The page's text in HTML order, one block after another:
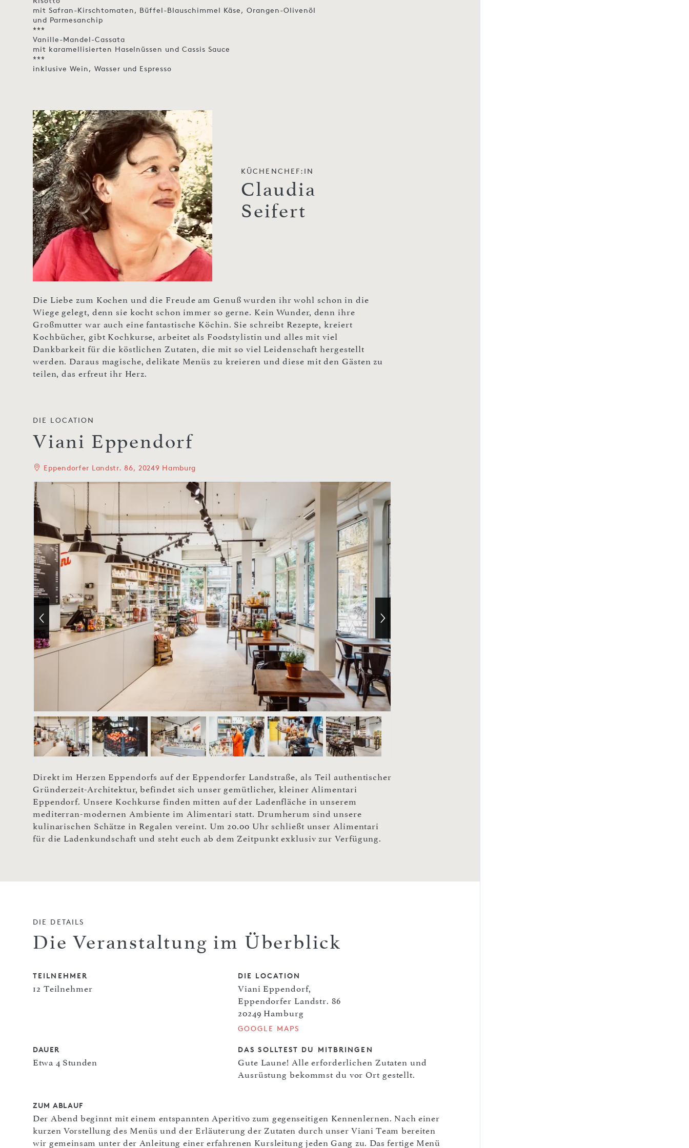
mit Safran-Kirschtomaten, Büffel-Blauschimmel Käse, Orangen-Olivenöl
und Parmesanchip
***
Vanille-Mandel-Cassata
mit karamellisierten Haselnüssen und Cassis Sauce
***
inklusive Wein, Wasser und Espresso
KÜCHENCHEF:IN
Claudia
Seifert
Die Liebe zum Kochen und die Freude am Genuß wurden ihr wohl schon in die
Wiege gelegt, denn sie kocht schon immer so gerne. Kein Wunder, denn ihre
Großmutter war auch eine fantastische Köchin. Sie schreibt Rezepte, kreiert
Kochbücher, gibt Kochkurse, arbeitet als Foodstylistin und alles mit viel
Dankbarkeit für die köstlichen Zutaten, die mit so viel Leidenschaft hergestellt
werden. Daraus magische, delikate Menüs zu kreieren und diese mit den Gästen zu
teilen, das erfreut ihr Herz.
DIE LOCATION
Viani Eppendorf
Eppendorfer Landstr. 86, 20249 Hamburg
Direkt im Herzen Eppendorfs auf der Eppendorfer Landstraße, als Teil authentischer
Gründerzeit-Architektur, befindet sich unser gemütlicher, kleiner Alimentari
Eppendorf. Unsere Kochkurse finden mitten auf der Ladenfläche in unserem
mediterran-modernen Ambiente im Alimentari statt. Drumherum sind unsere
kulinarischen Schätze in Regalen vereint. Um 20.00 Uhr schließt unser Alimentari
für die Ladenkundschaft und steht euch ab dem Zeitpunkt exklusiv zur Verfügung.
DIE DETAILS
Die Veranstaltung im Überblick
TEILNEHMER
12 Teilnehmer
DIE LOCATION
Viani Eppendorf,
Eppendorfer Landstr. 86
20249 Hamburg
GOOGLE MAPS
DAUER
Etwa 4 Stunden
DAS SOLLTEST DU MITBRINGEN
Gute Laune! Alle erforderlichen Zutaten und
Ausrüstung bekommst du vor Ort gestellt.
ZUM ABLAUF
Der Abend beginnt mit einem entspannten Aperitivo zum gegenseitigen Kennenlernen. Nach einer
kurzen Vorstellung des Menüs und der Erläuterung der Zutaten durch unser Viani Team bereiten
wir gemeinsam unter der Anleitung einer erfahrenen Kursleitung jeden Gang zu. Das fertige Menü